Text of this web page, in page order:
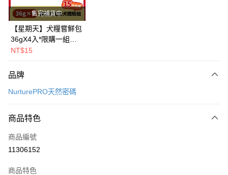
街口支付
悠遊付
Google Pay
AFTEE先享後付
相關說明
AFTEE先享後付是「在收到商品之後才付款」的支付方式。 讓您購物簡單
便利好安心！
２．便利：只要手機號碼，簡訊認證，即可結帳。
３．安心：先確認商品／服務後，再付款。
【「AFTEE先享後付」結帳流程】
運送方式
全家取貨付款
每筆NT$80，滿NT$2,000(含以上)免運費
售完補貨中
【星期天】犬糧嘗鮮包
36gX4入*限購一組｜
鱈+鮭+牛+羊（效期
NT$15
品牌
NurturePRO天然密碼
商品特色
商品編號
11306152
商品特色